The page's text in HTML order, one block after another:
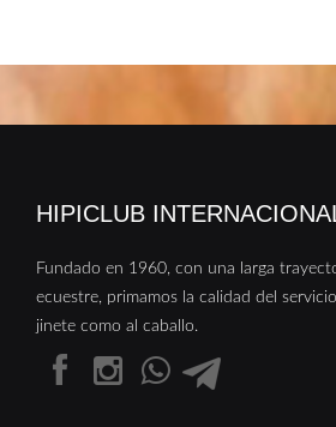
HIPICLUB
Fundado en 1960, con una larga
ecuestre, primamos la calidad del
jinete como al caballo.